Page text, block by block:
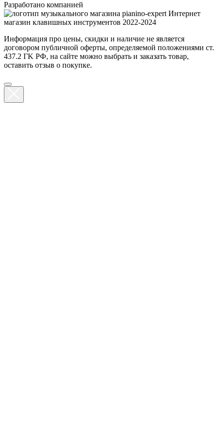
Разработано компанией
Интернет
магазин клавишных инструментов 2022-2024
Информация про цены, скидки и наличие не является
договором публичной оферты, определяемой положениями ст.
437.2 ГK РФ, на сайте можно выбрать и заказать товар,
оставить отзыв о покупке.